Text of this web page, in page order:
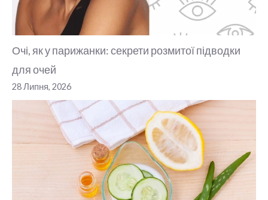
Очі, як у парижанки: секрети розмитої підводки
для очей
28 Липня, 2026